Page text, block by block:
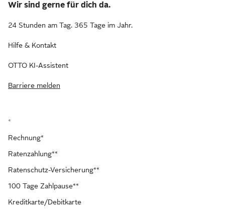
Wir sind gerne für dich da.
24 Stunden am Tag. 365 Tage im Jahr.
Hilfe & Kontakt
OTTO KI-Assistent
Barriere melden
*
Rechnung*
Ratenzahlung**
Ratenschutz-Versicherung**
100 Tage Zahlpause**
Kreditkarte/Debitkarte